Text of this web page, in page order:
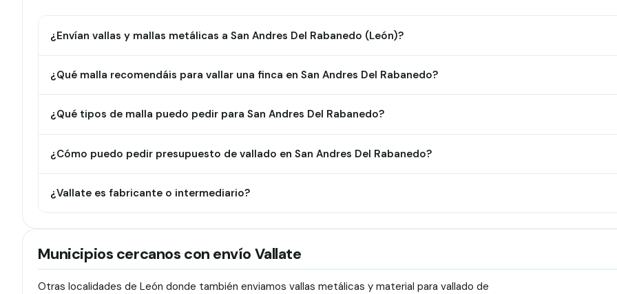
¿Envían vallas y mallas metálicas a San Andres Del Rabanedo (León)?
¿Qué malla recomendáis para vallar una finca en San Andres Del Rabanedo?
¿Qué tipos de malla puedo pedir para San Andres Del Rabanedo?
¿Cómo puedo pedir presupuesto de vallado en San Andres Del Rabanedo?
¿Vallate es fabricante o intermediario?
Municipios cercanos con envío Vallate
Otras localidades de León donde también enviamos vallas metálicas y material para vallado de